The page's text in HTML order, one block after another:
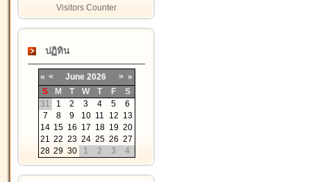
Visitors Counter
ปฏิทิน
« < June 2026 > »
S
M T W T F
S
31
1 2 3 4 5
6
7
8 9 10 11 12 13
14 15 16 17 18 19 20
21 22 23 24 25 26 27
28 29 30 1 2 3 4